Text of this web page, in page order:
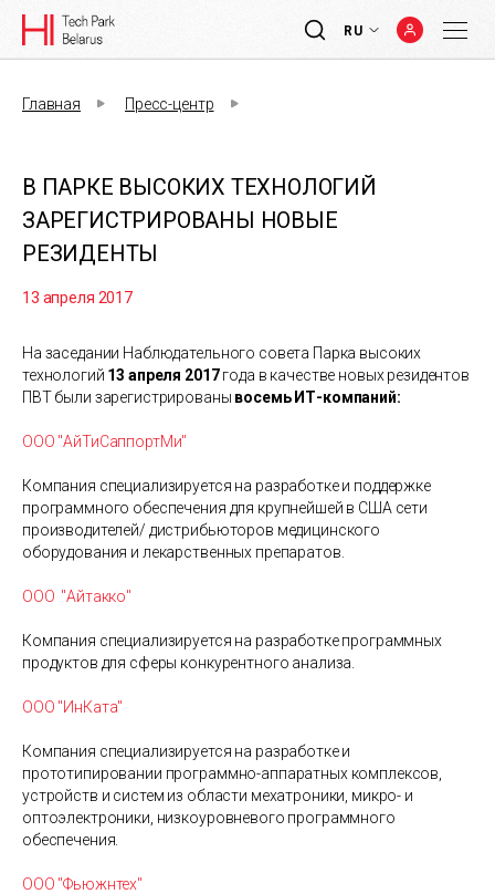
RU
Главная Пресс-центр
В ПАРКЕ ВЫСОКИХ ТЕХНОЛОГИЙ
ЗАРЕГИСТРИРОВАНЫ НОВЫЕ
РЕЗИДЕНТЫ
13 апреля 2017
На заседании Наблюдательного совета Парка высоких
технологий 13 апреля 2017года в качестве новых резидентов
ПВТ были зарегистрированы восемь ИТ-компаний:
ООО "АйТиСаппортМи"
Компания специализируется на разработке и поддержке
программного обеспечения для крупнейшей в США сети
производителей/ дистрибьюторов медицинского
оборудования и лекарственных препаратов.
ООО "Айтакко"
Компания специализируется на разработке программных
продуктов для сферы конкурентного анализа.
ООО "ИнКата"
Компания специализируется на разработке и
прототипировании программно-аппаратных комплексов,
устройств и систем из области мехатроники, микро- и
оптоэлектроники, низкоуровневого программного
обеспечения.
ООО "Фьюжнтех"